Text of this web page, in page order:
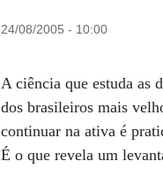
24/08/2005 - 10:00
A ciência que estuda as
dos brasileiros mais
continuar na ativa é
É o que revela um